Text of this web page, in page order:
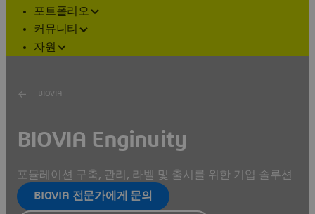
포트폴리오
커뮤니티
자원
BIOVIA
BIOVIA Enginuity
포뮬레이션 구축, 관리, 라벨 및 출시를 위한 기업 솔루션
BIOVIA 전문가에게 문의